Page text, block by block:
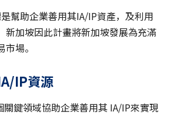
是幫助企業善用其IA/IP資產，及利用
新加坡因此計畫將新加坡發展為充滿
場。
IP資源
鍵領域協助企業善用其 IA/IP來實現